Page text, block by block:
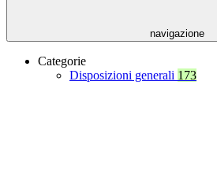
navigazione
Categorie
Disposizioni generali 173